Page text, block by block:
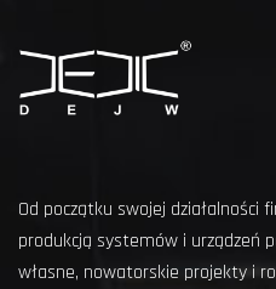
Od początku swojej działalności
produkcją systemów i urządzeń
własne, nowatorskie projekty i